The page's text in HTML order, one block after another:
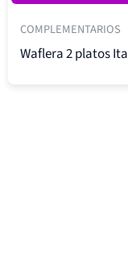
COMPLEMENTARIOS
Waflera 2 platos Ita